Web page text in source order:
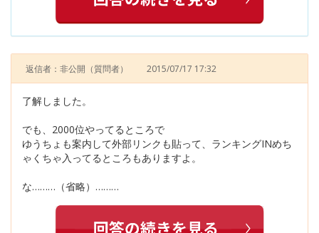
返信者：非公開 （質問者） 2015/07/17 17:32
了解しました。
でも、2000位やってるところで
ゆうちょも案内して外部リンクも貼って、ランキングINめち
ゃくちゃ入ってるところもありますよ。
な………（省略）………